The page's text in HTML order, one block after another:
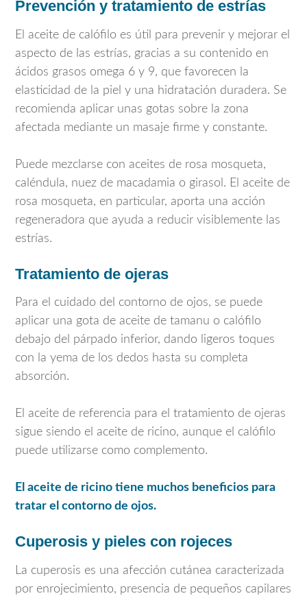
Prevención y tratamiento de estrías
El aceite de calófilo es útil para prevenir y mejorar el
aspecto de las estrías, gracias a su contenido en
ácidos grasos omega 6 y 9, que favorecen la
elasticidad de la piel y una hidratación duradera. Se
recomienda aplicar unas gotas sobre la zona
afectada mediante un masaje firme y constante.
Puede mezclarse con aceites de rosa mosqueta,
caléndula, nuez de macadamia o girasol. El aceite de
rosa mosqueta, en particular, aporta una acción
regeneradora que ayuda a reducir visiblemente las
estrías.
Tratamiento de ojeras
Para el cuidado del contorno de ojos, se puede
aplicar una gota de aceite de tamanu o calófilo
debajo del párpado inferior, dando ligeros toques
con la yema de los dedos hasta su completa
absorción.
El aceite de referencia para el tratamiento de ojeras
sigue siendo el aceite de ricino, aunque el calófilo
puede utilizarse como complemento.
El aceite de ricino tiene muchos beneficios para
tratar el contorno de ojos.
Cuperosis y pieles con rojeces
La cuperosis es una afección cutánea caracterizada
por enrojecimiento, presencia de pequeños capilares